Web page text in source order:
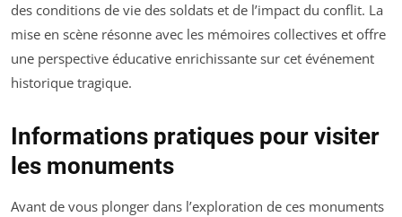
des conditions de vie des soldats et de l’impact du conflit. La
mise en scène résonne avec les mémoires collectives et offre
une perspective éducative enrichissante sur cet événement
historique tragique.
Informations pratiques pour visiter
les monuments
Avant de vous plonger dans l’exploration de ces monuments